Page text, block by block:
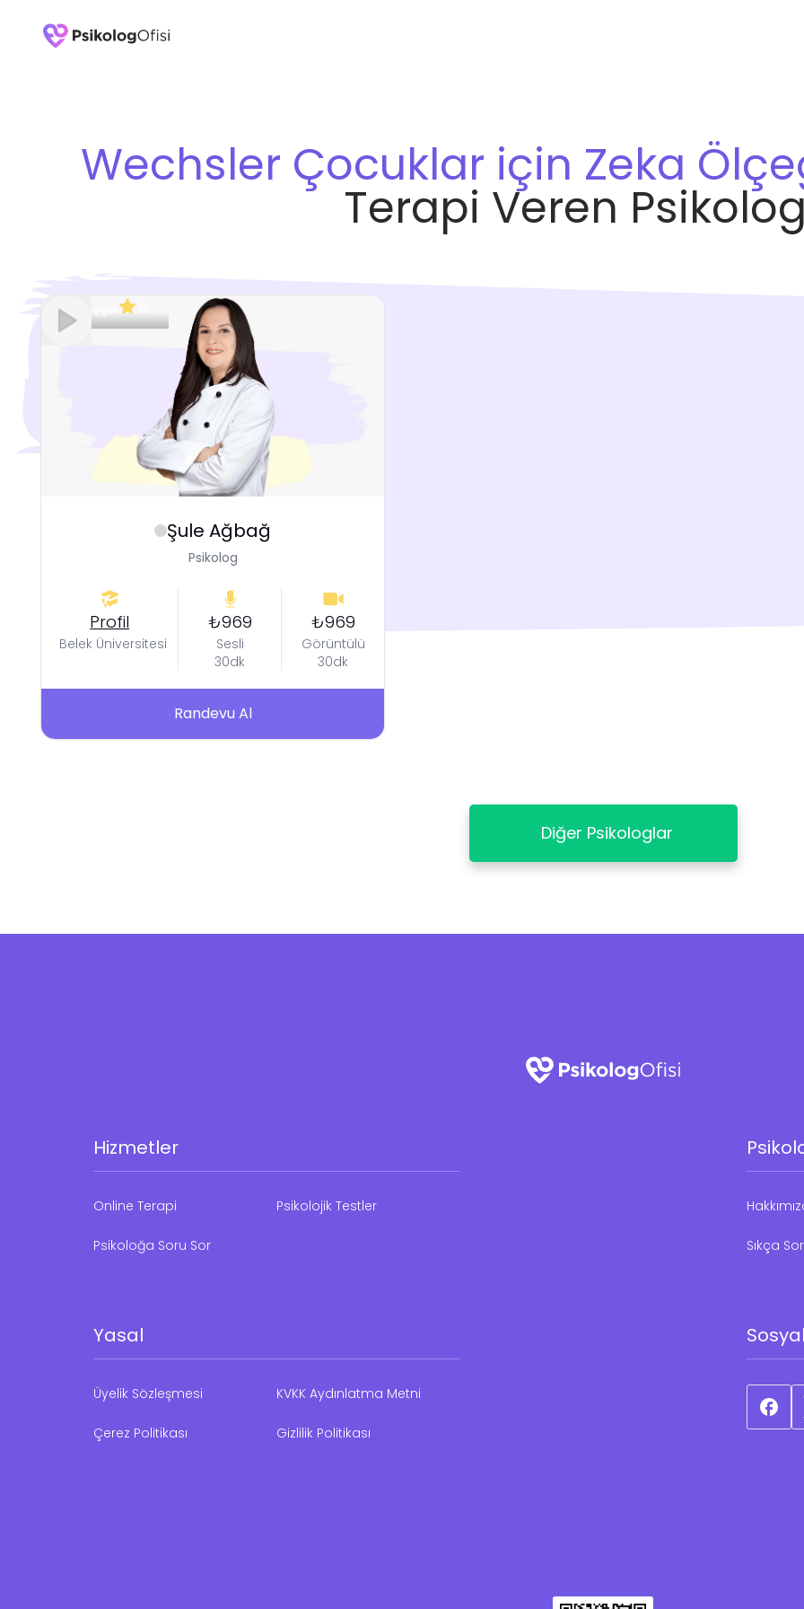
Wechsler Çocuklar için Zeka
Terapi Veren
ŞuleAğbağ
Psikolog
Profil
Belek Üniversitesi
₺969
Sesli
30dk
₺969
Görüntülü
30dk
Randevu Al
Diğer Psikologlar
Hizmetler
Online Terapi Psikolojik Testler
Psikoloğa Soru Sor Sıkça
Yasal
Üyelik Sözleşmesi KVKK Aydınlatma Metni
Çerez Politikası Gizlilik Politikası